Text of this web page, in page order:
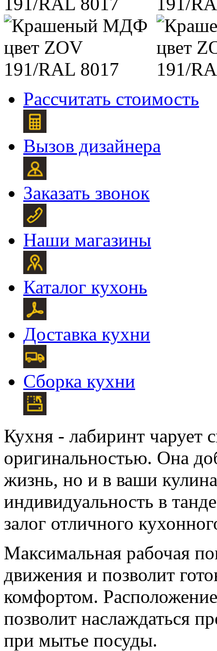
Рассчитать стоимость
Вызов дизайнера
Заказать звонок
Наши магазины
Каталог кухонь
Доставка кухни
Сборка кухни
Кухня - лабиринт чарует
оригинальностью. Она
жизнь, но и в ваши
индивидуальность в
залог отличного
Максимальная рабочая
движения и позволит
комфортом.
позволит наслаждаться
при мытье посуды.